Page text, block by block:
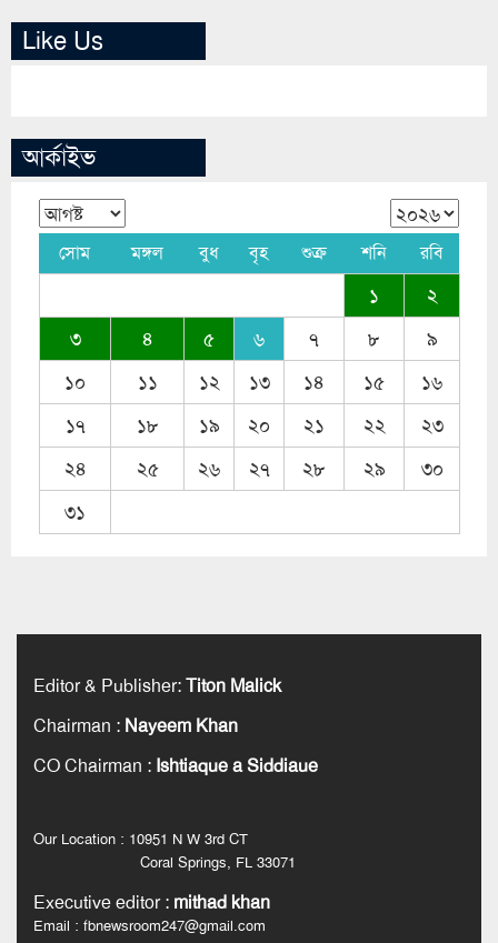
Like Us
আর্কাইভ
সোম মঙ্গল বুধ বৃহ শুক্র শনি রবি
১
২
৩
৪ ৫ ৬ ৭ ৮
৯
১০
১১ ১২ ১৩ ১৪ ১৫
১৬
১৭
১৮ ১৯ ২০ ২১ ২২
২৩
২৪
২৫ ২৬ ২৭ ২৮ ২৯
৩০
৩১
Editor & Publisher:Titon Malick
Chairman : Nayeem Khan
CO Chairman : Ishtiaque a Siddiaue
Our Location : 10951 N W 3rd CT
Coral Springs, FL 33071
Executive editor: mithad khan
Email : fbnewsroom247@gmail.com